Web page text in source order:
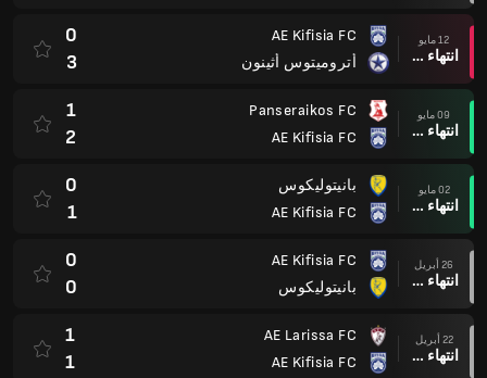
12 مايو
انتهاء وقت المباراة
AE Kifisia FC
أتروميتوس أثينون
0
3
09 مايو
انتهاء وقت المباراة
Panseraikos FC
AE Kifisia FC
1
2
02 مايو
انتهاء وقت المباراة
بانيتوليكوس
AE Kifisia FC
0
1
26 أبريل
انتهاء وقت المباراة
AE Kifisia FC
بانيتوليكوس
0
0
22 أبريل
انتهاء وقت المباراة
AE Larissa FC
AE Kifisia FC
1
1